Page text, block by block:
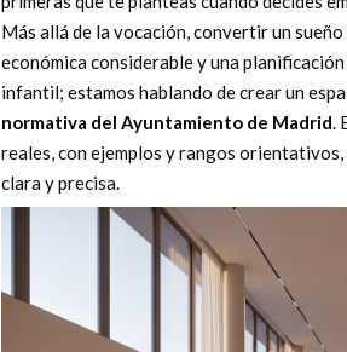
Más allá de la vocación, convertir un
económica considerable y una
infantil; estamos hablando de crear un
normativa del Ayuntamiento de Madrid.
reales, con ejemplos y rangos
clara y precisa.